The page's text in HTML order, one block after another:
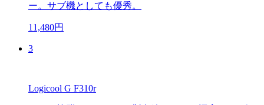
ー。サブ機としても優秀。
11,480円
3
Logicool G F310r